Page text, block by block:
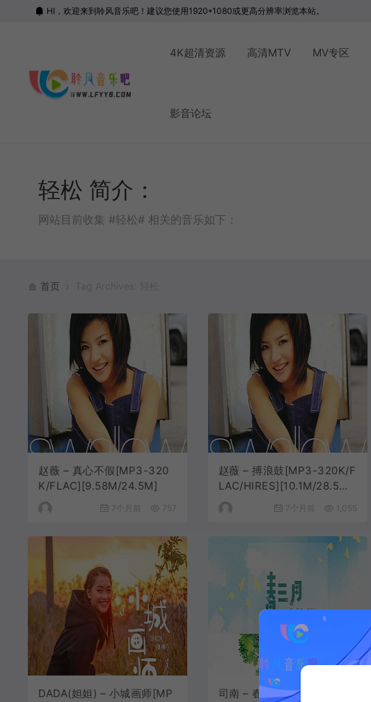
HI，欢迎来到聆风音乐吧！建议您使用1920*1080或更高分辨率浏览本站。
4K超清资源 高清MTV MV专区
影音论坛
轻松 简介：
网站目前收集 #轻松# 相关的音乐如下：
首页
赵薇 – 真心不假[MP3-320
K/FLAC][9.58M/24.5M]
7个月前 757
赵薇 – 搏浪鼓[MP3-320K/F
LAC/HIRES][10.1M/28.5M/
46.9M]
7个月前 1,055
DADA(妲妲) – 小城画师[MP
司南 – 春三月[MP3-320K/F